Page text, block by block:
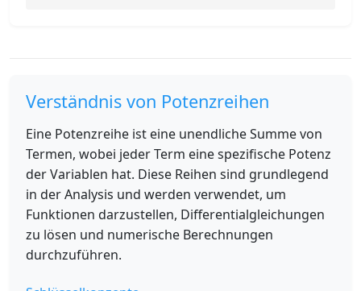
Verständnis von Potenzreihen
Eine Potenzreihe ist eine unendliche Summe von
Termen, wobei jeder Term eine spezifische Potenz
der Variablen hat. Diese Reihen sind grundlegend
in der Analysis und werden verwendet, um
Funktionen darzustellen, Differentialgleichungen
zu lösen und numerische Berechnungen
durchzuführen.